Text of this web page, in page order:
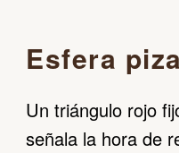
Esfera
Un triángulo rojo
señala la hora de